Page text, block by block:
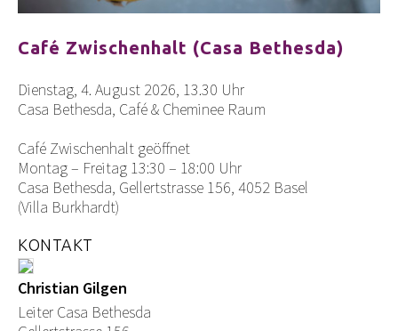
Café Zwischenhalt (Casa Bethesda)
Dienstag, 4. August 2026, 13.30 Uhr
Casa Bethesda, Café & Cheminee Raum
Café Zwischenhalt geöffnet
Montag – Freitag 13:30 – 18:00 Uhr
Casa Bethesda, Gellertstrasse 156, 4052 Basel
(Villa Burkhardt)
KONTAKT
Christian Gilgen
Leiter Casa Bethesda